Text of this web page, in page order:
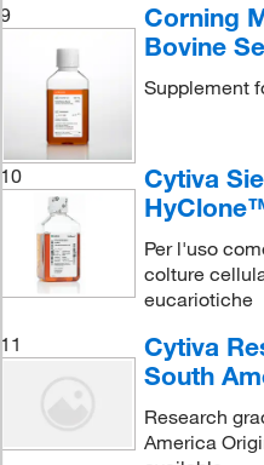
9
Corning
Bovine
Supplement
10
Cytiva
Per l'uso
colture
eucariotiche
11
Cytiva
South
Research
America